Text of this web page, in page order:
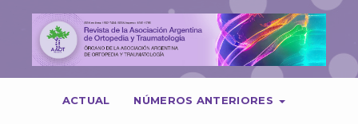
ACTUAL NÚMEROS ANTERIORES